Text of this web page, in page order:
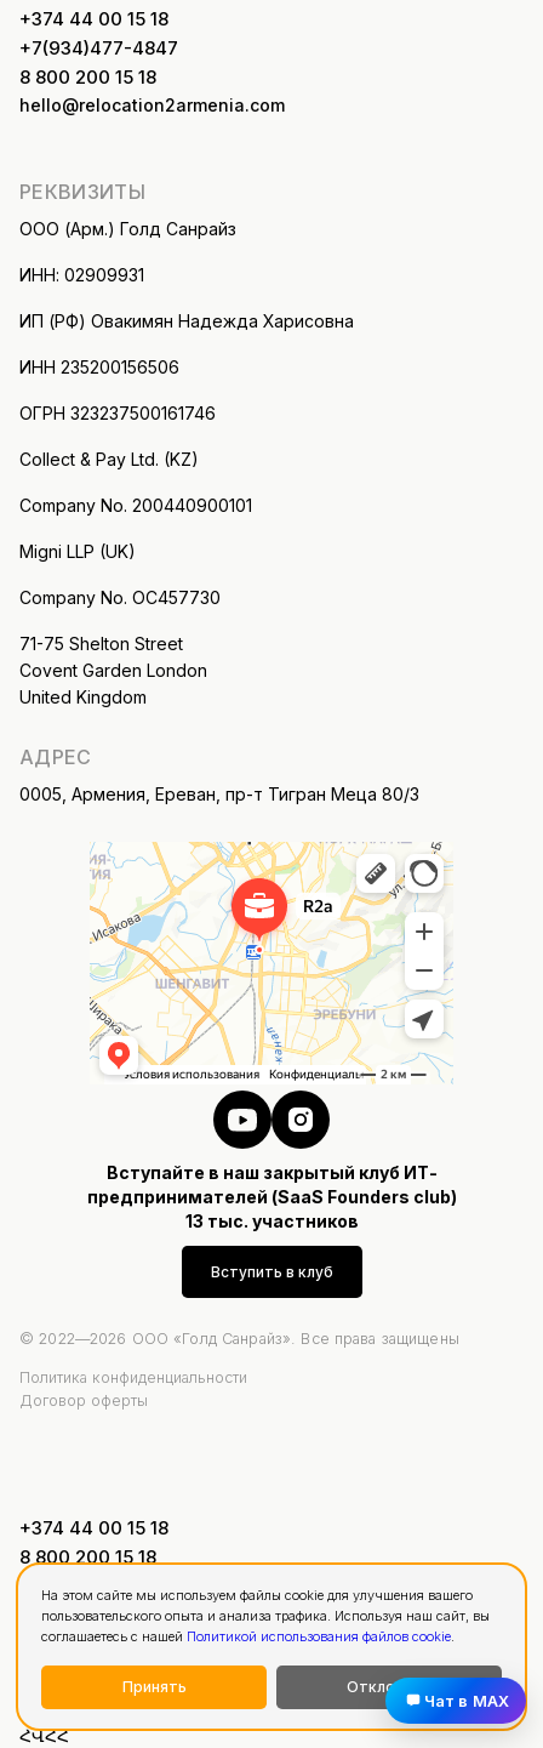
На этом сайте мы используем файлы cookie для улучшения вашего
пользовательского опыта и анализа трафика. Используя наш сайт, вы
соглашаетесь с нашей Политикой использования файлов cookie.
Принять Отклонить
+374 44 00 15 18
+7(934)477-4847
8 800 200 15 18
hello@relocation2armenia.com
РЕКВИЗИТЫ
ООО (Арм.) Голд Санрайз
ИНН: 02909931
ИП (РФ) Овакимян Надежда Харисовна
ИНН 235200156506
ОГРН 323237500161746
Collect & Pay Ltd. (KZ)
Company No. 200440900101
Migni LLP (UK)
Company No. OC457730
71-75 Shelton Street
Covent Garden London
United Kingdom
АДРЕС
0005, Армения, Ереван, пр-т Тигран Меца 80/3
Вступайте в наш закрытый клуб ИТ-
предпринимателей (SaaS Founders club)
13 тыс. участников
Вступить в клуб
© 2022—2026 ООО «Голд Санрайз». Все права защищены
Политика конфиденциальности
Договор оферты
+374 44 00 15 18
8 800 200 15 18
hello@relocation2armenia.com
ՌԵԿՎԻԶԻՏՆԵՐ
«Գոլդ Սանրայզ» ՍՊԸ
ՀՎՀՀ
Чат в MAX